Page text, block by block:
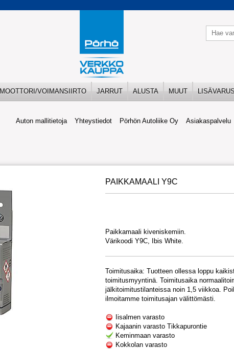
MOOTTORI/VOIMANSIIRTO JARRUT ALUSTA MUUT
Auton mallitietoja
Yhteystiedot Pörhön Autoliike Oy Asiakaspalvelu
PAIKKAMAALI Y9C
Paikkamaali kiveniskemiin.
Värikoodi Y9C, Ibis White.
Toimitusaika: Tuotteen ollessa loppu
toimitusmyyntinä. Toimitusaika
jälkitoimitustilanteissa noin 1,5 viikkoa.
ilmoitamme toimitusajan välittömästi.
Iisalmen varasto
Kajaanin varasto Tikkapurontie
Keminmaan varasto
Kokkolan varasto